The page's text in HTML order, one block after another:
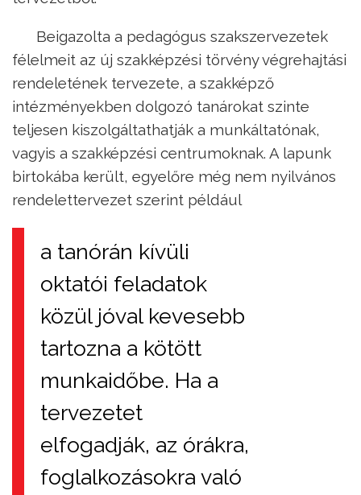
Beigazolta a pedagógus szakszervezetek
félelmeit az új szakképzési törvény végrehajtási
rendeletének tervezete, a szakképző
intézményekben dolgozó tanárokat szinte
teljesen kiszolgáltathatják a munkáltatónak,
vagyis a szakképzési centrumoknak. A lapunk
birtokába került, egyelőre még nem nyilvános
rendelettervezet szerint például
a tanórán kívüli
oktatói feladatok
közül jóval kevesebb
tartozna a kötött
munkaidőbe. Ha a
tervezetet
elfogadják, az órákra,
foglalkozásokra való